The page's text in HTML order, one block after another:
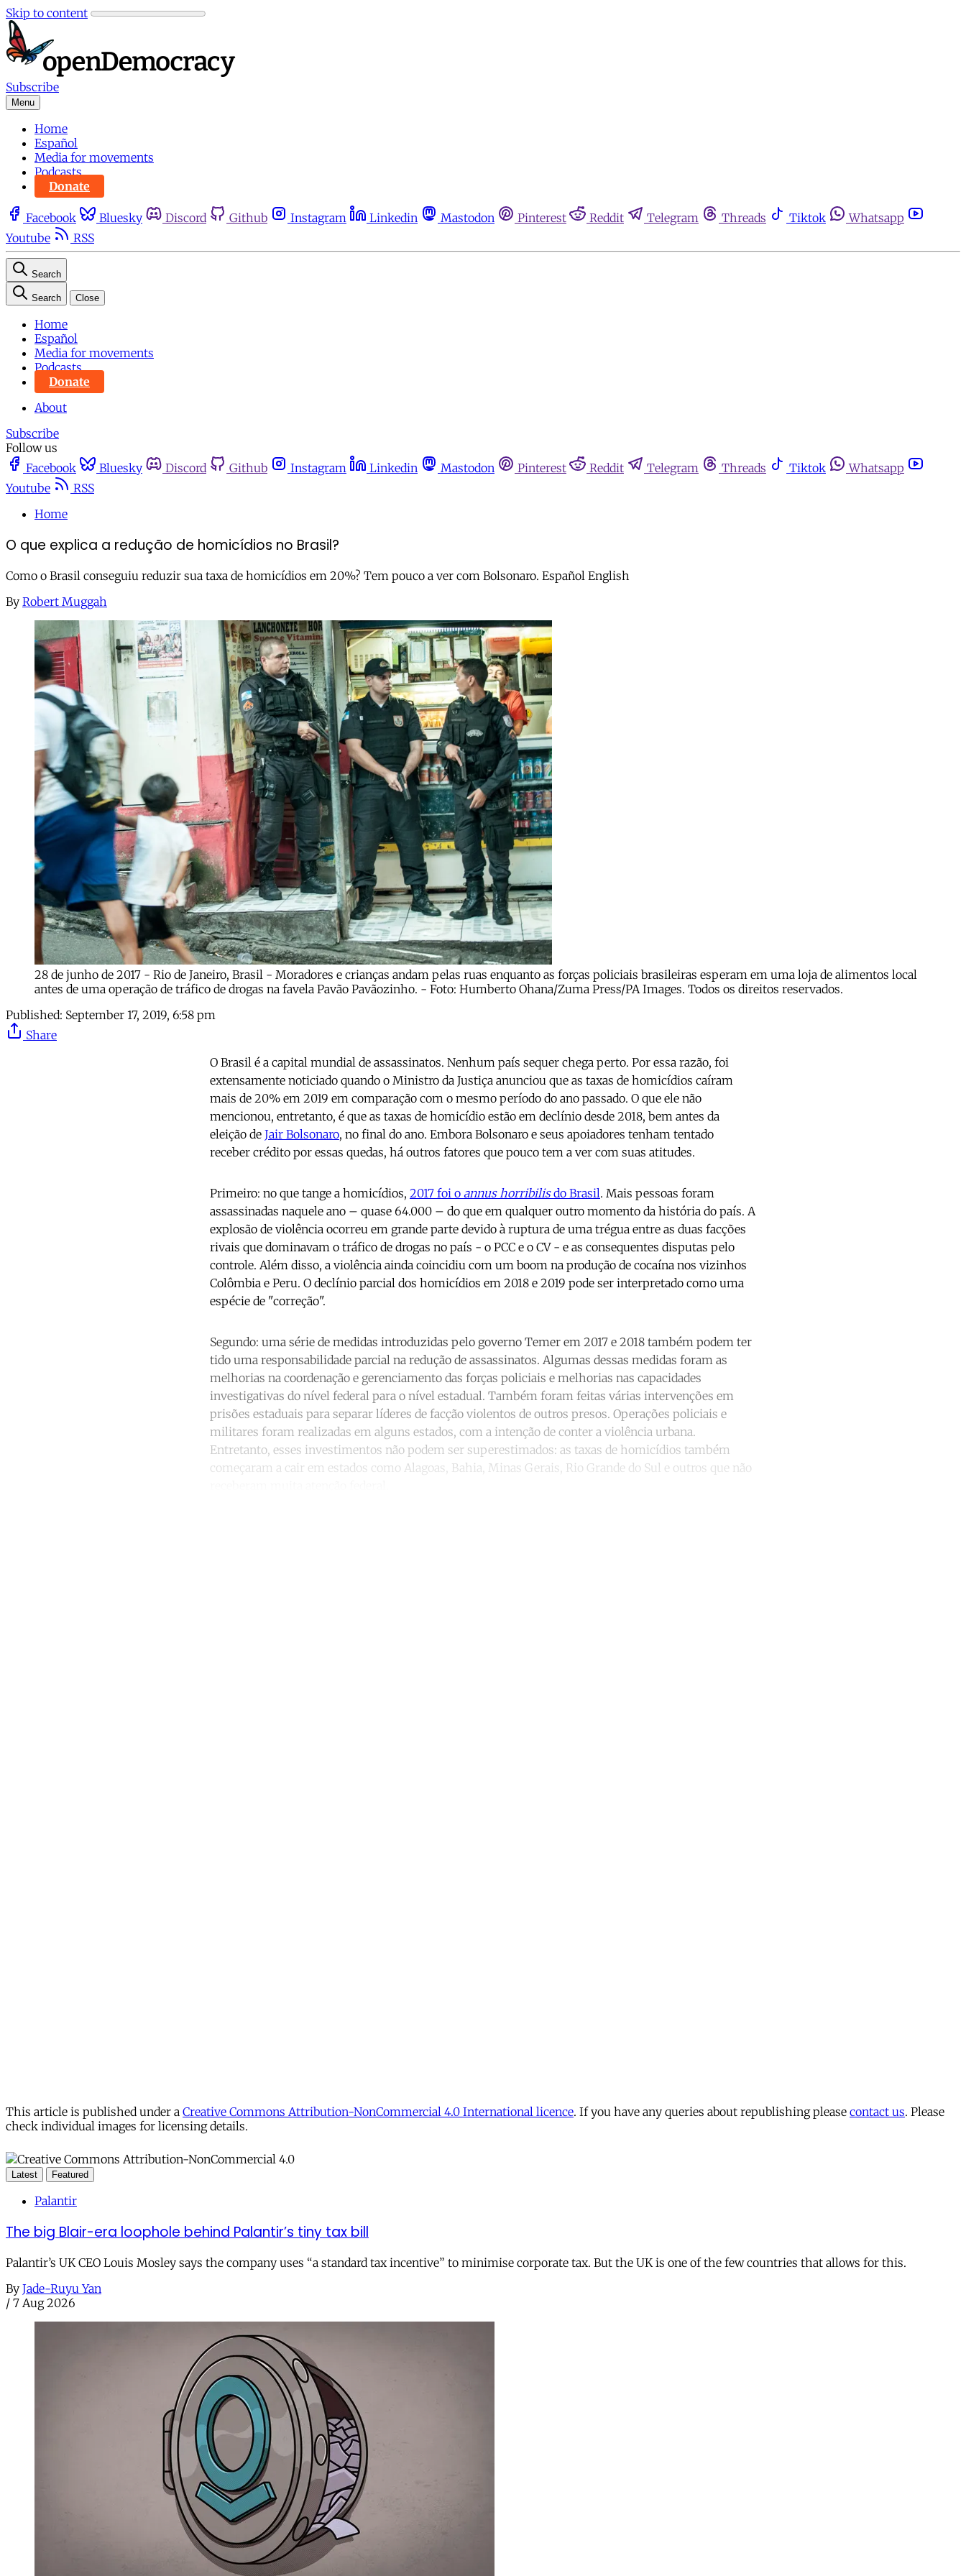
Skip to content
Subscribe
Menu
Home
Español
Media for movements
Podcasts
Donate
Facebook Bluesky Discord Github Instagram Linkedin Mastodon Pinterest Reddit Telegram Threads Tiktok
Whatsapp
Youtube
RSS
Search
Search Close
Home
Español
Media for movements
Podcasts
Donate
About
Subscribe
Follow us
Facebook
Bluesky Discord Github Instagram Linkedin Mastodon Pinterest Reddit Telegram Threads Tiktok
Whatsapp
Youtube
RSS
Home
O que explica a redução de homicídios no Brasil?
Como o Brasil conseguiu reduzir sua taxa de homicídios em 20%? Tem pouco a ver com Bolsonaro. Español English
By Robert Muggah
28 de junho de 2017 - Rio de Janeiro, Brasil - Moradores e crianças andam pelas ruas enquanto as forças policiais brasileiras esperam em uma loja de alimentos local
antes de uma operação de tráfico de drogas na favela Pavão Pavãozinho. - Foto: Humberto Ohana/Zuma Press/PA Images. Todos os direitos reservados.
Published: September 17, 2019, 6:58 pm
Share
O Brasil é a capital mundial de assassinatos. Nenhum país sequer chega perto. Por essa razão, foi
extensamente noticiado quando o Ministro da Justiça anunciou que as taxas de homicídios caíram
mais de 20% em 2019 em comparação com o mesmo período do ano passado. O que ele não
mencionou, entretanto, é que as taxas de homicídio estão em declínio desde 2018, bem antes da
eleição de Jair Bolsonaro, no final do ano. Embora Bolsonaro e seus apoiadores tenham tentado
receber crédito por essas quedas, há outros fatores que pouco tem a ver com suas atitudes.
Primeiro: no que tange a homicídios, 2017 foi o annus horribilisdo Brasil. Mais pessoas foram
assassinadas naquele ano – quase 64.000 – do que em qualquer outro momento da história do país. A
explosão de violência ocorreu em grande parte devido à ruptura de uma trégua entre as duas facções
rivais que dominavam o tráfico de drogas no país - o PCC e o CV - e as consequentes disputas pelo
controle. Além disso, a violência ainda coincidiu com um boom na produção de cocaína nos vizinhos
Colômbia e Peru. O declínio parcial dos homicídios em 2018 e 2019 pode ser interpretado como uma
espécie de "correção".
Segundo: uma série de medidas introduzidas pelo governo Temer em 2017 e 2018 também podem ter
tido uma responsabilidade parcial na redução de assassinatos. Algumas dessas medidas foram as
melhorias na coordenação e gerenciamento das forças policiais e melhorias nas capacidades
investigativas do nível federal para o nível estadual. Também foram feitas várias intervenções em
prisões estaduais para separar líderes de facção violentos de outros presos. Operações policiais e
militares foram realizadas em alguns estados, com a intenção de conter a violência urbana.
Entretanto, esses investimentos não podem ser superestimados: as taxas de homicídios também
começaram a cair em estados como Alagoas, Bahia, Minas Gerais, Rio Grande do Sul e outros que não
This article is published under a Creative Commons Attribution-NonCommercial 4.0 International licence. If you have any queries about republishing please contact us. Please
check individual images for licensing details.
Latest Featured
Palantir
The big Blair-era loophole behind Palantir’s tiny tax bill
Palantir’s UK CEO Louis Mosley says the company uses “a standard tax incentive” to minimise corporate tax. But the UK is one of the few countries that allows for this.
By Jade-Ruyu Yan
/ 7 Aug 2026